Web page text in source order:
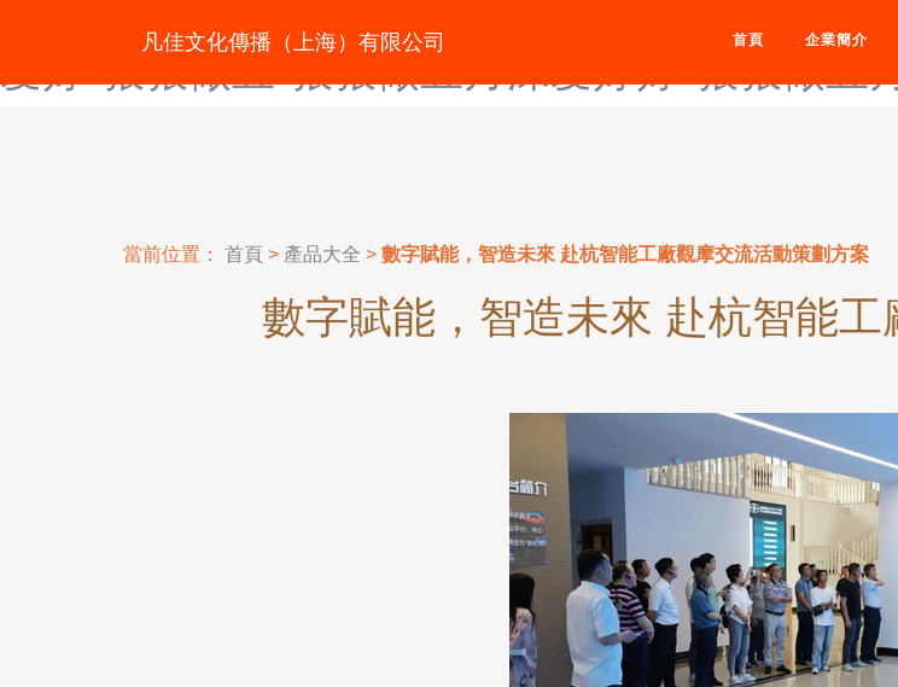
狠狠综合-狠狠综合欧美综合-狠狠综合视频精
凡佳文化傳播（上海）有限公司 首頁 企業簡介
當前位置： 首頁 > 產品大全 > 數字賦能，智造未來 赴杭智能工廠觀摩交流活動策劃方案
數字賦能，智造未來 赴杭智能